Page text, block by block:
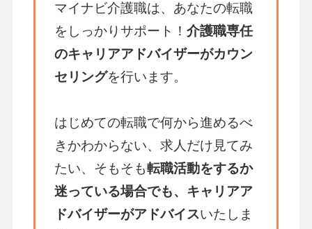
マイナビ介護職は、あなたの転職
をしっかりサポート！ 介護職専任
のキャリアアドバイザーがカウン
セリングを行います。
はじめての転職で何から進めるべ
きかわからない、求人だけ見てみ
たい、そもそも転職活動をするか
迷っている場合でも、キャリアア
ドバイザーがアドバイスいたしま